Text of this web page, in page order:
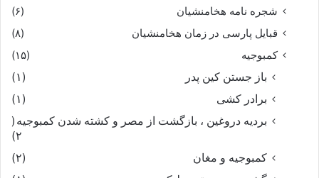
شجره نامه هخامنشیان
(۶)
قبایل پارسی در زمان هخامنشیان
(۸)
کمبوجیه
(۱۵)
باز جستن کین پدر
(۱)
برادر کشی
(۱)
بردیه دروغین ، بازگشت از مصر و کشته شدن کمبوجیه (
۲)
کمبوجیه و مغان
(۲)